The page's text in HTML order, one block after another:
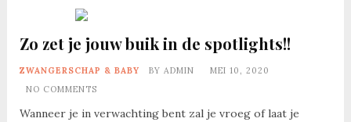
Zo zet je jouw buik in de spotlights!!
ZWANGERSCHAP & BABY BY ADMIN
MEI 10, 2020
NO COMMENTS
Wanneer je in verwachting bent zal je vroeg of laat je